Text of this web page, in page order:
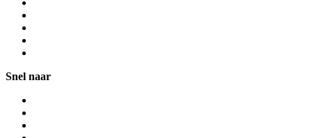
Snel naar